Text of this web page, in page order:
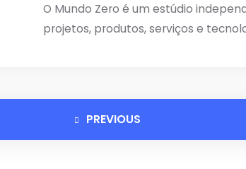
O Mundo Zero é um estúdio
projetos, produtos, serviços e
PREVIOUS